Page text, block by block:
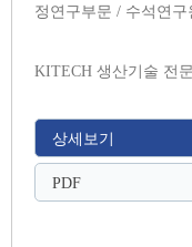
정연구부문 / 수석연구
KITECH 생산기술 전
상세보기
PDF